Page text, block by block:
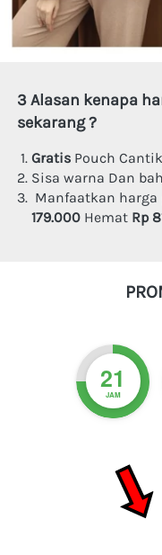
3 Alasan kenapa
sekarang ?
Gratis Pouch Cantik
Sisa warna Dan
Manfaatkan harga
179.000 Hemat Rp
21
JAM